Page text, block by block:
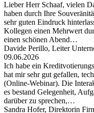
Lieber Herr Schaaf, vielen
haben durch Ihre
sehr guten Eindruck
Kollegen einen Mehrwert
einen schönen Abend…
Davide Perillo, Leiter
09.06.2026
Ich habe ein
hat mir sehr gut gefallen,
(Online-Webinar). Die
es bestand Gelegenheit,
darüber zu sprechen,…
Sandra Hofer, Direktorin